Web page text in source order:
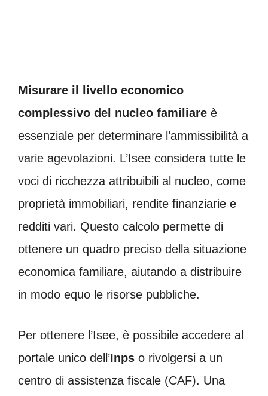
Misurare il livello economico
complessivo del nucleo familiare è
essenziale per determinare l’ammissibilità a
varie agevolazioni. L’Isee considera tutte le
voci di ricchezza attribuibili al nucleo, come
proprietà immobiliari, rendite finanziarie e
redditi vari. Questo calcolo permette di
ottenere un quadro preciso della situazione
economica familiare, aiutando a distribuire
in modo equo le risorse pubbliche.
Per ottenere l’Isee, è possibile accedere al
portale unico dell’Inps o rivolgersi a un
centro di assistenza fiscale (CAF). Una